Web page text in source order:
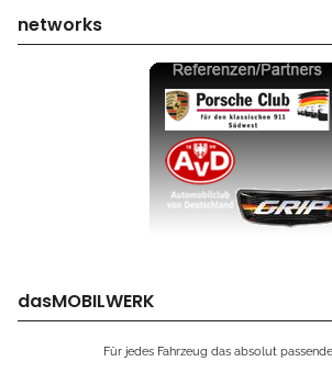
networks
dasMOBILWERK
Für jedes Fahrzeug das absolut